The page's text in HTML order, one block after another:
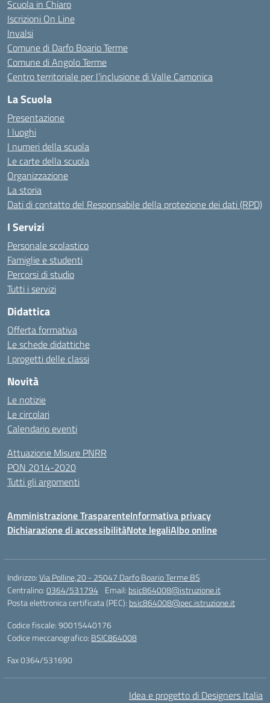
Scuola in Chiaro
Iscrizioni On Line
Invalsi
Comune di Darfo Boario Terme
Comune di Angolo Terme
Centro territoriale per l’inclusione di Valle Camonica
La Scuola
Presentazione
I luoghi
I numeri della scuola
Le carte della scuola
Organizzazione
La storia
Dati di contatto del Responsabile della protezione dei dati (RPD)
I Servizi
Personale scolastico
Famiglie e studenti
Percorsi di studio
Tutti i servizi
Didattica
Offerta formativa
Le schede didattiche
I progetti delle classi
Novità
Le notizie
Le circolari
Calendario eventi
Attuazione Misure PNRR
PON 2014-2020
Tutti gli argomenti
Amministrazione TrasparenteInformativa privacy
Dichiarazione di accessibilitàNote legaliAlbo online
Indirizzo:Via Polline,20 - 25047 Darfo Boario Terme BS
Centralino:0364/531794 Email: bsic864008@istruzione.it
Posta elettronica certificata (PEC): bsic864008@pec.istruzione.it
Codice fiscale: 90015440176
Codice meccanografico: BSIC864008
Fax 0364/531690
Idea e progetto di Designers Italia